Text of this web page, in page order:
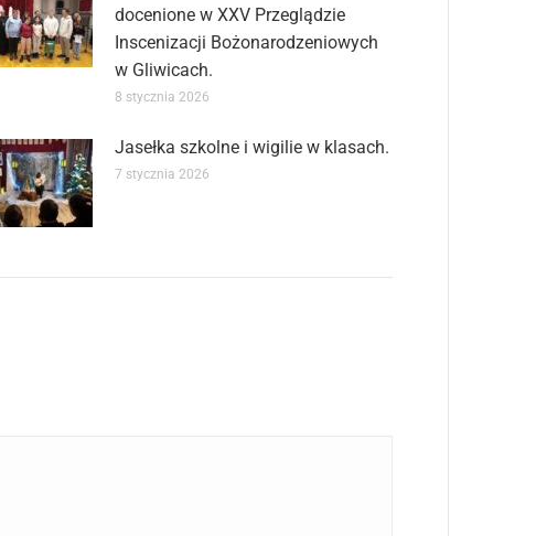
docenione w XXV Przeglądzie
Inscenizacji Bożonarodzeniowych
w Gliwicach.
8 stycznia 2026
Jasełka szkolne i wigilie w klasach.
7 stycznia 2026